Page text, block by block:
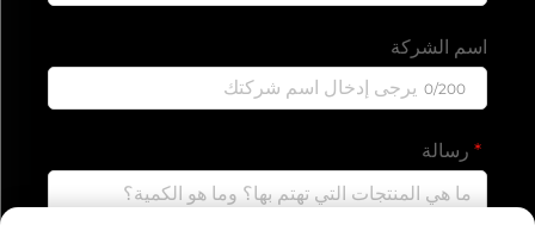
اسم الشركة
0/200
رسالة